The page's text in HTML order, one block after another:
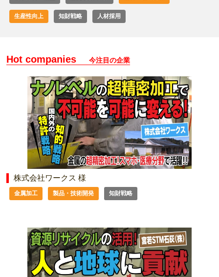
生産性向上 知財戦略 人材採用
Hot companies 今注目の企業
株式会社ワークス 様
金属加工 製品・技術開発 知財戦略